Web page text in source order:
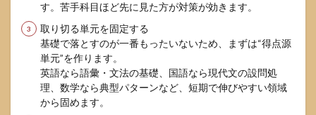
す。苦手科目ほど先に見た方が対策が効きます。
取り切る単元を固定する
基礎で落とすのが一番もったいないため、まずは“得点源
単元”を作ります。
英語なら語彙・文法の基礎、国語なら現代文の設問処
理、数学なら典型パターンなど、短期で伸びやすい領域
から固めます。